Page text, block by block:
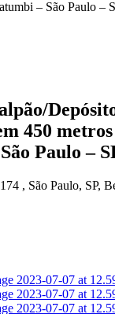
450
Paulo –
, São Paulo, SP,